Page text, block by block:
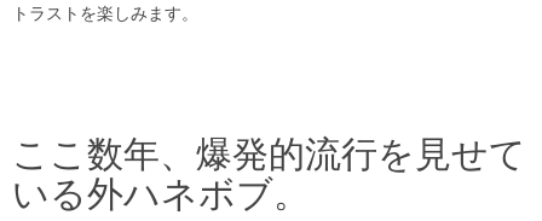
トラストを楽しみます。
ここ数年、爆発的流行を見せて
いる外ハネボブ。